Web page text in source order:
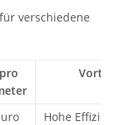
verschiedene
Hohe